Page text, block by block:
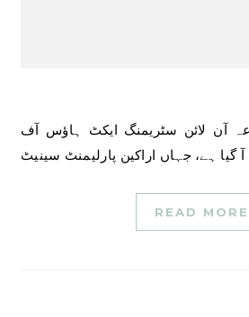
READ MORE